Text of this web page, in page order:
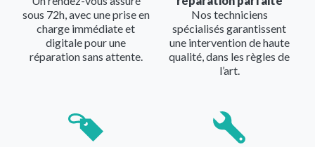
sous 72h, avec une prise en
charge immédiate et
digitale pour une
réparation sans attente.
Nos techniciens
spécialisés garantissent
une intervention de haute
qualité, dans les règles de
l’art.